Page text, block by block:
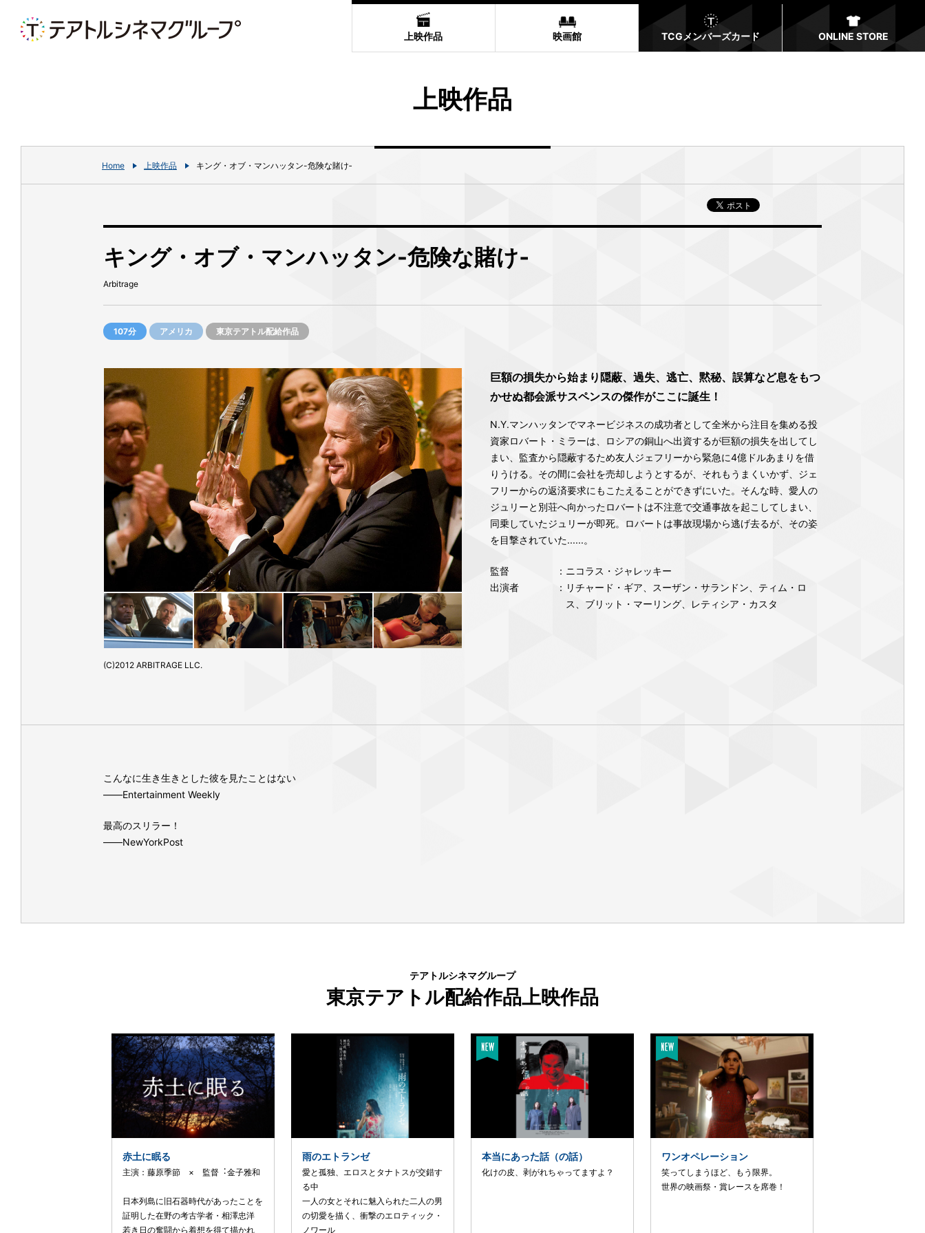
上映作品 映画館 TCGメンバーズカード ONLINE STORE
上映作品
Home 上映作品 キング・オブ・マンハッタン-危険な賭け‐
キング・オブ・マンハッタン-危険な賭け‐
Arbitrage
107分 アメリカ 東京テアトル配給作品
(C)2012 ARBITRAGE LLC.
巨額の損失から始まり隠蔽、過失、逃亡、黙秘、誤算など息をもつ
かせぬ都会派サスペンスの傑作がここに誕生！
N.Y.マンハッタンでマネービジネスの成功者として全米から注目を集める投
資家ロバート・ミラーは、ロシアの銅山へ出資するが巨額の損失を出してし
まい、監査から隠蔽するため友人ジェフリーから緊急に4億ドルあまりを借
りうける。その間に会社を売却しようとするが、それもうまくいかず、ジェ
フリーからの返済要求にもこたえることができずにいた。そんな時、愛人の
ジュリーと別荘へ向かったロバートは不注意で交通事故を起こしてしまい、
同乗していたジュリーが即死。ロバートは事故現場から逃げ去るが、その姿
を目撃されていた......。
監督
：ニコラス・ジャレッキー
出演者
：リチャード・ギア、スーザン・サランドン、ティム・ロ
ス、ブリット・マーリング、レティシア・カスタ
こんなに生き生きとした彼を見たことはない
――Entertainment Weekly
最高のスリラー！
――NewYorkPost
テアトルシネマグループ
東京テアトル配給作品上映作品
赤土に眠る
主演：藤原季節 × 監督︓⾦⼦雅和
⽇本列島に旧⽯器時代があったことを
証明した在野の考古学者・相澤忠洋
若き⽇の奮闘から着想を得て描かれ
雨のエトランゼ
愛と孤独、エロスとタナトスが交錯す
る中
一人の女とそれに魅入られた二人の男
の切愛を描く、衝撃のエロティック・
ノワール
本当にあった話（の話）
化けの皮、剥がれちゃってますよ？
ワンオペレーション
笑ってしまうほど、もう限界。
世界の映画祭・賞レースを席巻！